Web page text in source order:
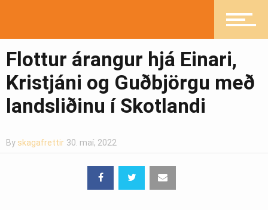
Pistlar
Greinasafn
Flottur árangur hjá Einari,
Kristjáni og Guðbjörgu með
landsliðinu í Skotlandi
By skagafrettir 30. maí, 2022